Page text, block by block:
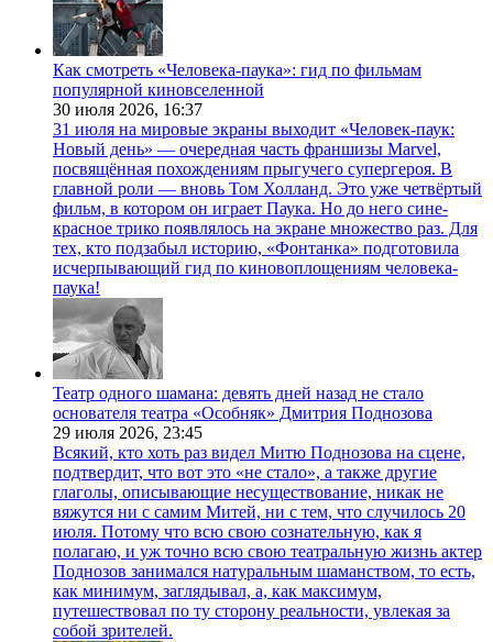
Как смотреть «Человека-паука»: гид по фильмам
популярной киновселенной
30 июля 2026, 16:37
31 июля на мировые экраны выходит «Человек-паук:
Новый день» — очередная часть франшизы Marvel,
посвящённая похождениям прыгучего супергероя. В
главной роли — вновь Том Холланд. Это уже четвёртый
фильм, в котором он играет Паука. Но до него сине-
красное трико появлялось на экране множество раз. Для
тех, кто подзабыл историю, «Фонтанка» подготовила
исчерпывающий гид по киновоплощениям человека-
паука!
Театр одного шамана: девять дней назад не стало
основателя театра «Особняк» Дмитрия Поднозова
29 июля 2026, 23:45
Всякий, кто хоть раз видел Митю Поднозова на сцене,
подтвердит, что вот это «не стало», а также другие
глаголы, описывающие несуществование, никак не
вяжутся ни с самим Митей, ни с тем, что случилось 20
июля. Потому что всю свою сознательную, как я
полагаю, и уж точно всю свою театральную жизнь актер
Поднозов занимался натуральным шаманством, то есть,
как минимум, заглядывал, а, как максимум,
путешествовал по ту сторону реальности, увлекая за
собой зрителей.